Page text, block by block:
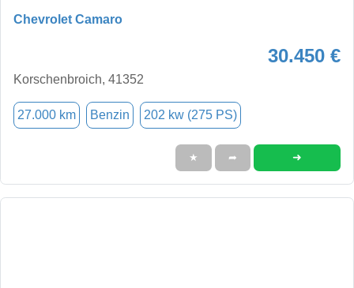
Chevrolet Camaro
30.450 €
Korschenbroich, 41352
27.000 km Benzin 202 kw (275 PS)
★ ➦ ➜